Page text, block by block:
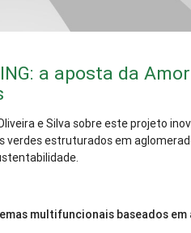
a aposta da
e Silva sobre este projeto
verdes estruturados em
multifuncionais baseados